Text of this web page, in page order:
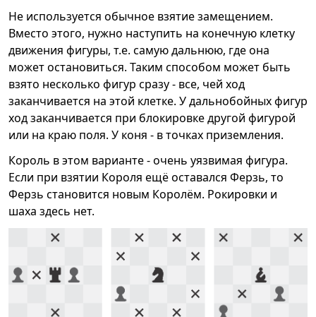
Не используется обычное взятие замещением.
Вместо этого, нужно наступить на конечную клетку
движения фигуры, т.е. самую дальнюю, где она
может остановиться. Таким способом может быть
взято несколько фигур сразу - все, чей ход
заканчивается на этой клетке. У дальнобойных фигур
ход заканчивается при блокировке другой фигурой
или на краю поля. У коня - в точках приземления.
Король в этом варианте - очень уязвимая фигура.
Если при взятии Короля ещё оставался Ферзь, то
Ферзь становится новым Королём. Рокировки и
шаха здесь нет.